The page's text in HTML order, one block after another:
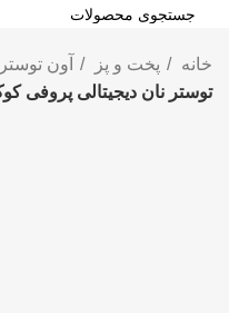
جستجوخانه پخت و پز
آون
توستر نان دیجیتالی پروفی کوک